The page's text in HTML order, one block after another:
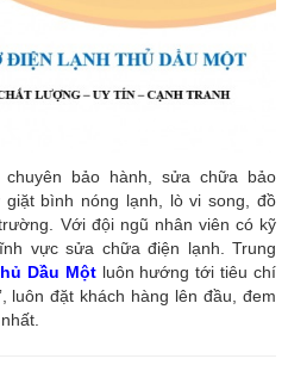
bảo hành, sửa chữa bảo
bình nóng lạnh, lò vi song, đồ
Với đội ngũ nhân viên có kỹ
vực sửa chữa điện lạnh. Trung
Dầu Mộtluôn hướng tới tiêu chí
luôn đặt khách hàng lên đầu, đem